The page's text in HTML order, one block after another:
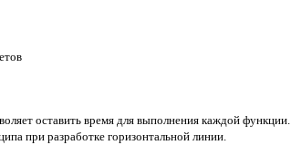
оставить время для выполнения каждой функции.
при разработке горизонтальной линии.